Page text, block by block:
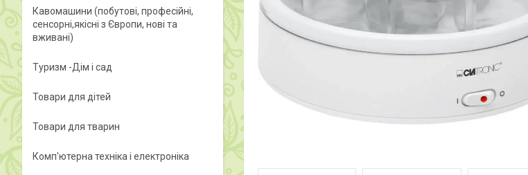
Кавомашини (побутові, професійні,
сенсорні,якісні з Європи, нові та
вживані)
Туризм -Дім і сад
Товари для дітей
Товари для тварин
Комп'ютерна техніка і електроніка